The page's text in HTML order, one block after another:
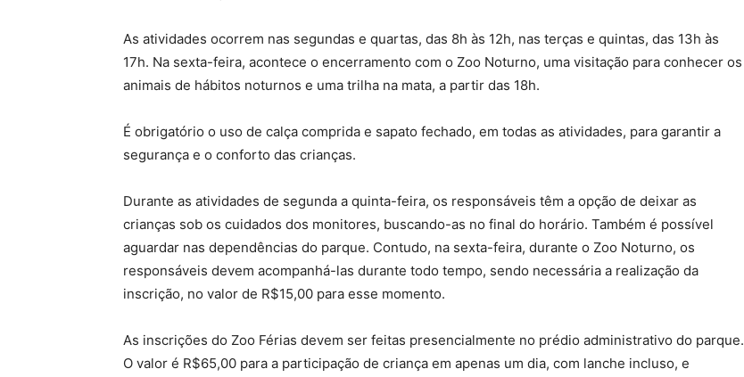
As atividades ocorrem nas segundas e quartas, das 8h às 12h, nas terças e quintas, das 13h às
17h. Na sexta-feira, acontece o encerramento com o Zoo Noturno, uma visitação para conhecer os
animais de hábitos noturnos e uma trilha na mata, a partir das 18h.
É obrigatório o uso de calça comprida e sapato fechado, em todas as atividades, para garantir a
segurança e o conforto das crianças.
Durante as atividades de segunda a quinta-feira, os responsáveis têm a opção de deixar as
crianças sob os cuidados dos monitores, buscando-as no final do horário. Também é possível
aguardar nas dependências do parque. Contudo, na sexta-feira, durante o Zoo Noturno, os
responsáveis devem acompanhá-las durante todo tempo, sendo necessária a realização da
inscrição, no valor de R$15,00 para esse momento.
As inscrições do Zoo Férias devem ser feitas presencialmente no prédio administrativo do parque.
O valor é R$65,00 para a participação de criança em apenas um dia, com lanche incluso, e